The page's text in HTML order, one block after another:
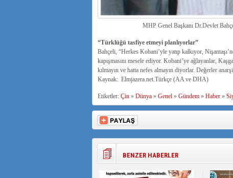
MHP Genel Başkanı Dr.Devlet
“Türklüğü tasfiye etmeyi planlıyorlar”
Bahçeli, “Herkes Kobani’yle yatıp kalkıyor,
kapışmasını mesele ediyor. Kobani’ye ağlayanlar,
kılmayın ve hatta nefes almayın diyorlar. Değerler
Kaynak: Elmjazera.net.Türkçe (AA ve DHA)
Etiketler: Çin» Dünya» Genel» Gündem» Haber»
BENZER HABERLER